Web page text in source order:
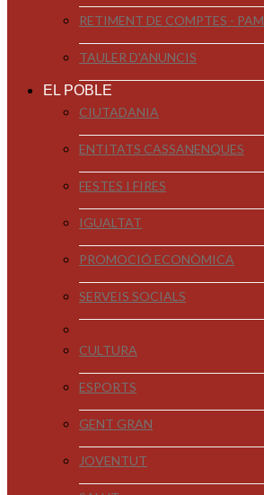
RETIMENT DE COMPTES - PAM
TAULER D'ANUNCIS
EL POBLE
CIUTADANIA
ENTITATS CASSANENQUES
FESTES I FIRES
IGUALTAT
PROMOCIÓ ECONÒMICA
SERVEIS SOCIALS
CULTURA
ESPORTS
GENT GRAN
JOVENTUT